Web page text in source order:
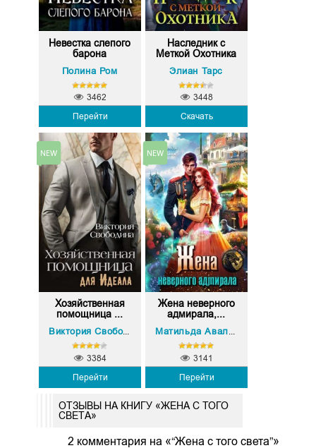
Невестка слепого
барона
Полина Ром
Перейти
3462
Наследник с
Меткой Охотника
Элиан Тарс
Скачать
3448
Хозяйственная
помощница ...
Виктория Свободина
Перейти
3384
Жена неверного
адмирала,...
Матильда Аваланж
Перейти
3141
ОТЗЫВЫ НА КНИГУ «ЖЕНА С ТОГО
СВЕТА»
2 комментария на «“Жена с того света”»